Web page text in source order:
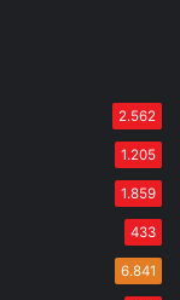
2.562
1.205
1.859
433
6.841